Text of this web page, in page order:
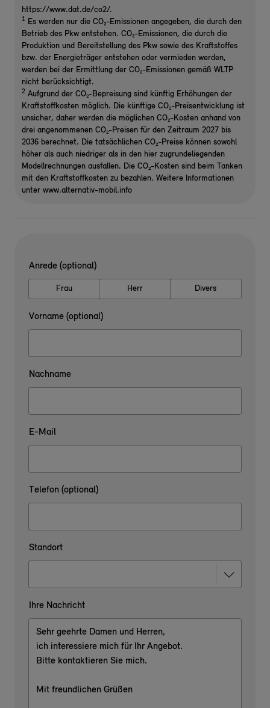
https://www.dat.de/co2/.
1 Es werden nur die CO₂-Emissionen angegeben, die durch den
Betrieb des Pkw entstehen. CO₂-Emissionen, die durch die
Produktion und Bereitstellung des Pkw sowie des Kraftstoffes
bzw. der Energieträger entstehen oder vermieden werden,
werden bei der Ermittlung der CO₂-Emissionen gemäß WLTP
nicht berücksichtigt.
2 Aufgrund der CO₂-Bepreisung sind künftig Erhöhungen der
Kraftstoffkosten möglich. Die künftige CO₂-Preisentwicklung ist
unsicher, daher werden die möglichen CO₂-Kosten anhand von
drei angenommenen CO₂-Preisen für den Zeitraum 2027 bis
2036 berechnet. Die tatsächlichen CO₂-Preise können sowohl
höher als auch niedriger als in den hier zugrundeliegenden
Modellrechnungen ausfallen. Die CO₂-Kosten sind beim Tanken
mit den Kraftstoffkosten zu bezahlen. Weitere Informationen
unter www.alternativ-mobil.info
Anrede (optional)
Frau Herr Divers
Vorname (optional)
Nachname
E-Mail
Telefon (optional)
Standort
Ihre Nachricht